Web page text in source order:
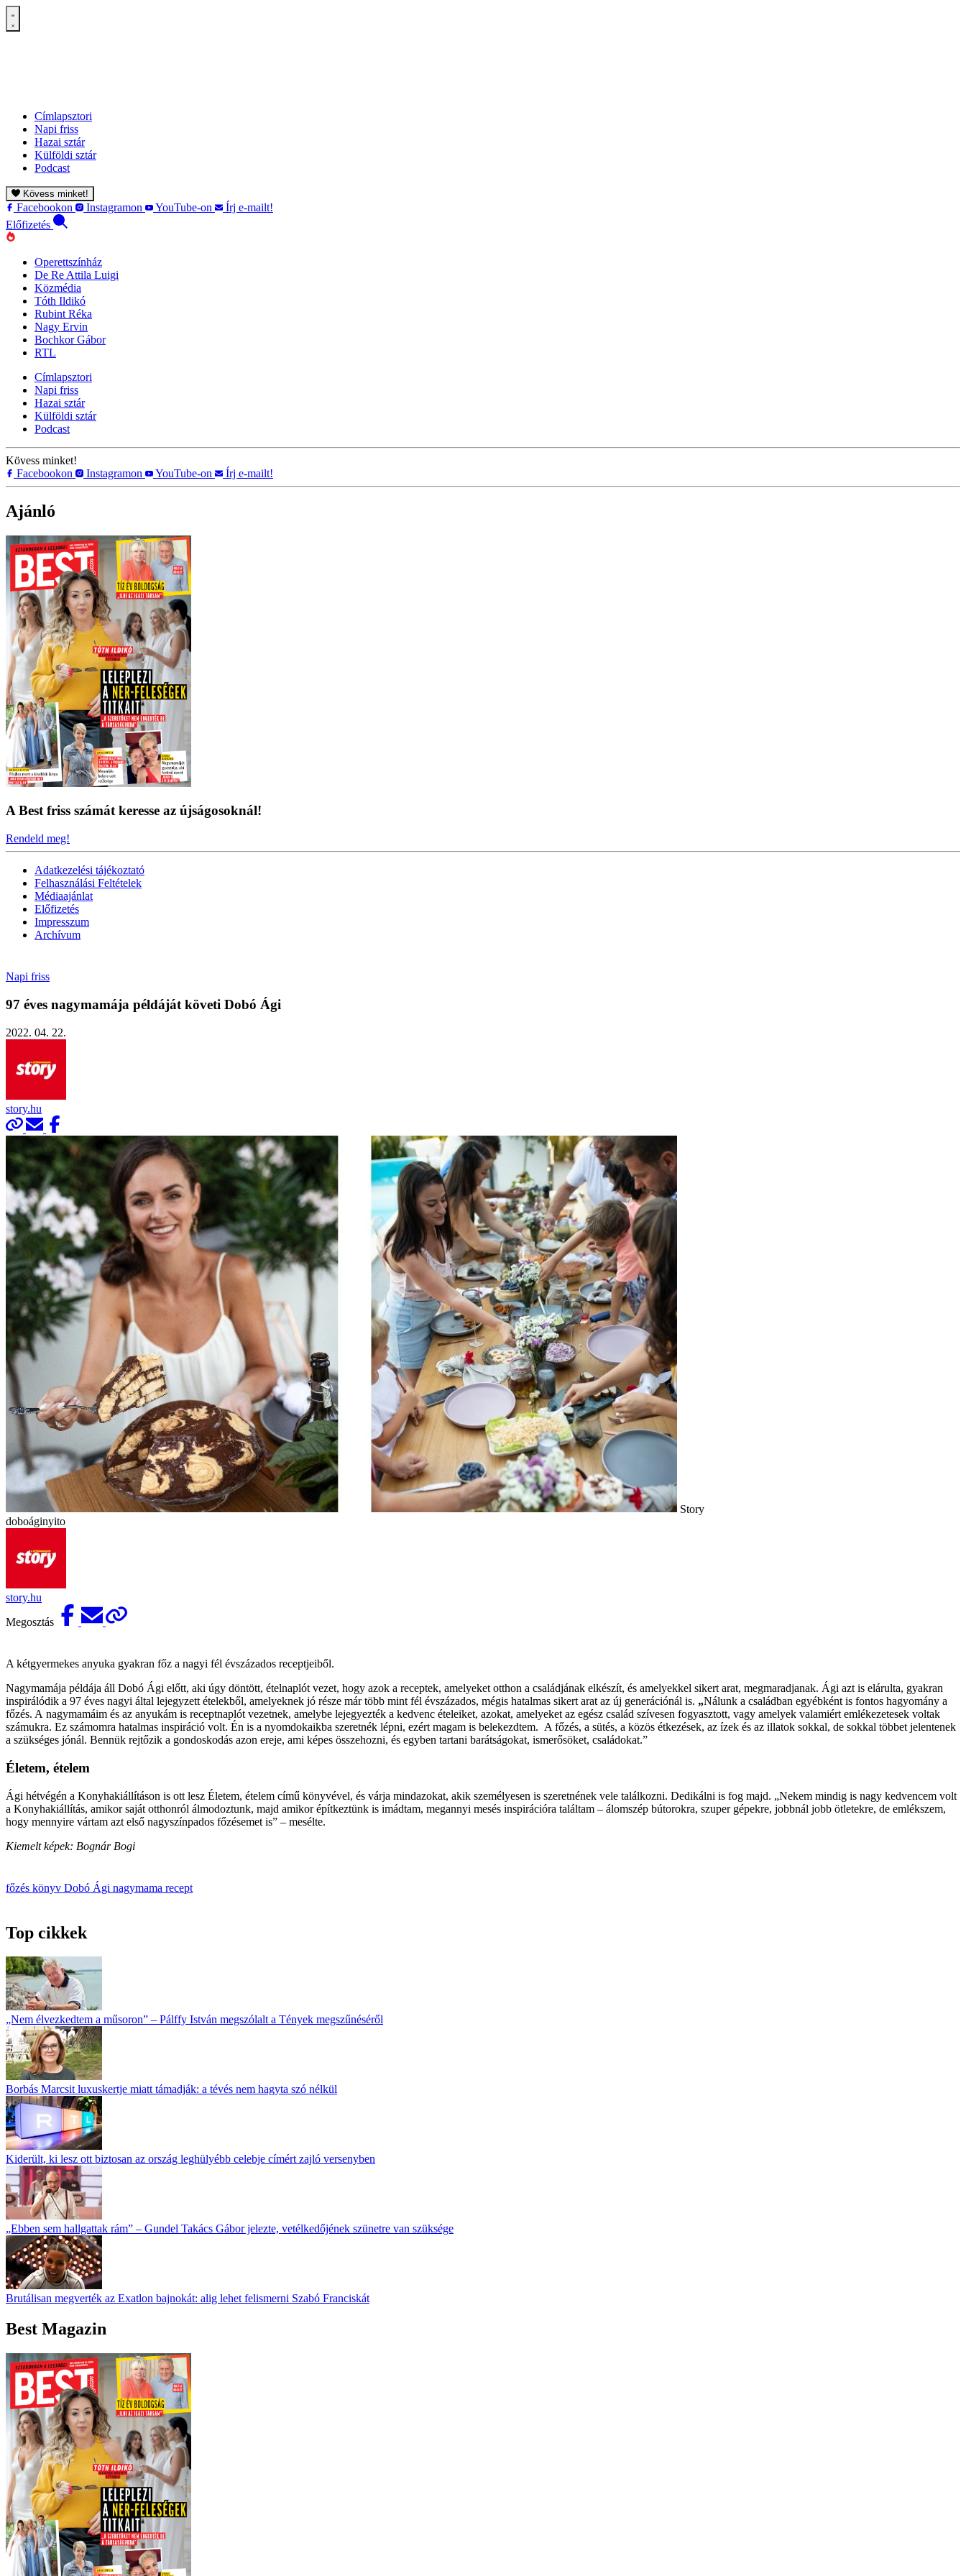
Címlapsztori
Napi friss
Hazai sztár
Külföldi sztár
Podcast
Kövess minket!
Facebookon Instagramon YouTube-on
Írj e-mailt!
Előfizetés
Operettszínház
De Re Attila Luigi
Közmédia
Tóth Ildikó
Rubint Réka
Nagy Ervin
Bochkor Gábor
RTL
Címlapsztori
Napi friss
Hazai sztár
Külföldi sztár
Podcast
Kövess minket!
Facebookon
Instagramon YouTube-on Írj e-mailt!
Ajánló
A Best friss számát keresse az újságosoknál!
Rendeld meg!
Adatkezelési tájékoztató
Felhasználási Feltételek
Médiaajánlat
Előfizetés
Impresszum
Archívum
Napi friss
97 éves nagymamája példáját követi Dobó Ági
2022. 04. 22.
story.hu
Story
doboáginyito
story.hu
Megosztás
A kétgyermekes anyuka gyakran főz a nagyi fél évszázados receptjeiből.
Nagymamája példája áll Dobó Ági előtt, aki úgy döntött, ételnaplót vezet, hogy azok a receptek, amelyeket otthon a családjának elkészít, és amelyekkel sikert arat, megmaradjanak. Ági azt is elárulta, gyakran
inspirálódik a 97 éves nagyi által lejegyzett ételekből, amelyeknek jó része már több mint fél évszázados, mégis hatalmas sikert arat az új generációnál is. „Nálunk a családban egyébként is fontos hagyomány a
főzés. A nagymamáim és az anyukám is receptnaplót vezetnek, amelybe lejegyezték a kedvenc ételeiket, azokat, amelyeket az egész család szívesen fogyasztott, vagy amelyek valamiért emlékezetesek voltak
számukra. Ez számomra hatalmas inspiráció volt. Én is a nyomdokaikba szeretnék lépni, ezért magam is belekezdtem. A főzés, a sütés, a közös étkezések, az ízek és az illatok sokkal, de sokkal többet jelentenek
a szükséges jónál. Bennük rejtőzik a gondoskodás azon ereje, ami képes összehozni, és egyben tartani barátságokat, ismerősöket, családokat.”
Életem, ételem
Ági hétvégén a Konyhakiállításon is ott lesz Életem, ételem című könyvével, és várja mindazokat, akik személyesen is szeretnének vele találkozni. Dedikálni is fog majd. „Nekem mindig is nagy kedvencem volt
a Konyhakiállítás, amikor saját otthonról álmodoztunk, majd amikor építkeztünk is imádtam, megannyi mesés inspirációra találtam – álomszép bútorokra, szuper gépekre, jobbnál jobb ötletekre, de emlékszem,
hogy mennyire vártam azt első nagyszínpados főzésemet is” – mesélte.
Kiemelt képek: Bognár Bogi
főzés könyv Dobó Ági nagymama recept
Top cikkek
„Nem élvezkedtem a műsoron” – Pálffy István megszólalt a Tények megszűnéséről
Borbás Marcsit luxuskertje miatt támadják: a tévés nem hagyta szó nélkül
Kiderült, ki lesz ott biztosan az ország leghülyébb celebje címért zajló versenyben
„Ebben sem hallgattak rám” – Gundel Takács Gábor jelezte, vetélkedőjének szünetre van szüksége
Brutálisan megverték az Exatlon bajnokát: alig lehet felismerni Szabó Franciskát
Best Magazin